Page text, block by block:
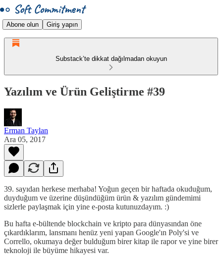
Abone olun Giriş yapın
Substack’te dikkat dağılmadan okuyun
Yazılım ve Ürün Geliştirme #39
Erman Taylan
Ara 05, 2017
39. sayıdan herkese merhaba! Yoğun geçen bir haftada okuduğum,
duyduğum ve üzerine düşündüğüm ürün & yazılım gündemimi
sizlerle paylaşmak için yine e-posta kutunuzdayım. :)
Bu hafta e-bültende blockchain ve kripto para dünyasından öne
çıkardıklarım, lansmanı henüz yeni yapan Google'ın Poly'si ve
Corrello, okumaya değer bulduğum birer kitap ile rapor ve yine birer
teknoloji ile büyüme hikayesi var.